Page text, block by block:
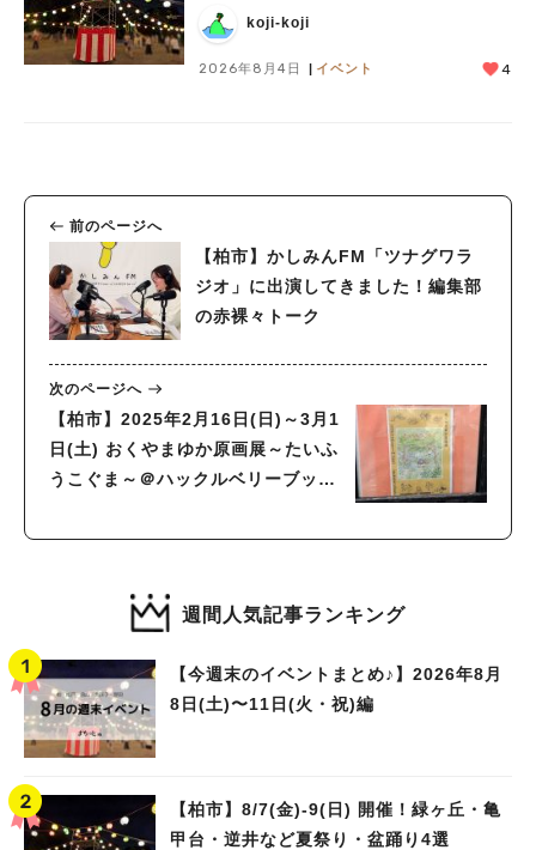
koji-koji
2026年8月4日 イベント 4
前のページへ
【柏市】かしみんFM「ツナグワラ
ジオ」に出演してきました！編集部
の赤裸々トーク
次のページへ
【柏市】2025年2月16日(日)～3月1
日(土) おくやまゆか原画展～たいふ
うこぐま～＠ハックルベリーブック
週間人気記事ランキング
【今週末のイベントまとめ♪】2026年8月
8日(土)〜11日(火・祝)編
【柏市】8/7(金)‐9(日) 開催！緑ヶ丘・亀
甲台・逆井など夏祭り・盆踊り4選